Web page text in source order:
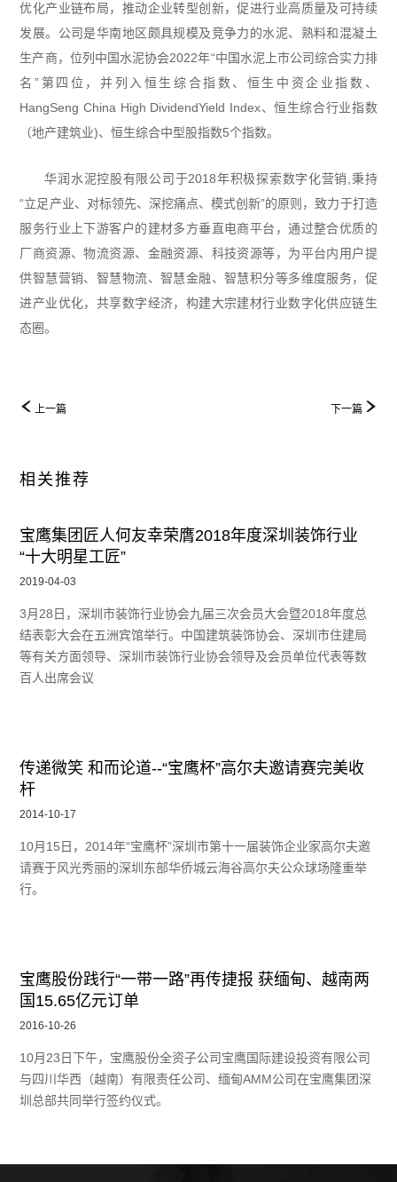
优化产业链布局，推动企业转型创新，促进行业高质量及可持续
发展。公司是华南地区颇具规模及竞争力的水泥、熟料和混凝土
生产商，位列中国水泥协会2022年“中国水泥上市公司综合实力排
名”第四位，并列入恒生综合指数、恒生中资企业指数、
HangSeng China High DividendYield Index、恒生综合行业指数
（地产建筑业)、恒生综合中型股指数5个指数。
华润水泥控股有限公司于2018年积极探索数字化营销,秉持
“立足产业、对标领先、深挖痛点、模式创新”的原则，致力于打造
服务行业上下游客户的建材多方垂直电商平台，通过整合优质的
厂商资源、物流资源、金融资源、科技资源等，为平台内用户提
供智慧营销、智慧物流、智慧金融、智慧积分等多维度服务，促
进产业优化，共享数字经济，构建大宗建材行业数字化供应链生
态圈。
上一篇 下一篇
相关推荐
宝鹰集团匠人何友幸荣膺2018年度深圳装饰行业
“十大明星工匠”
2019-04-03
3月28日，深圳市装饰行业协会九届三次会员大会暨2018年度总
结表彰大会在五洲宾馆举行。中国建筑装饰协会、深圳市住建局
等有关方面领导、深圳市装饰行业协会领导及会员单位代表等数
百人出席会议
传递微笑 和而论道--“宝鹰杯”高尔夫邀请赛完美收
杆
2014-10-17
10月15日，2014年“宝鹰杯”深圳市第十一届装饰企业家高尔夫邀
请赛于风光秀丽的深圳东部华侨城云海谷高尔夫公众球场隆重举
行。
宝鹰股份践行“一带一路”再传捷报 获缅甸、越南两
国15.65亿元订单
2016-10-26
10月23日下午，宝鹰股份全资子公司宝鹰国际建设投资有限公司
与四川华西（越南）有限责任公司、缅甸AMM公司在宝鹰集团深
圳总部共同举行签约仪式。